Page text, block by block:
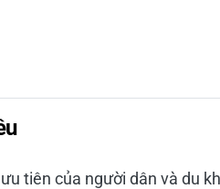
tiên của người dân và du